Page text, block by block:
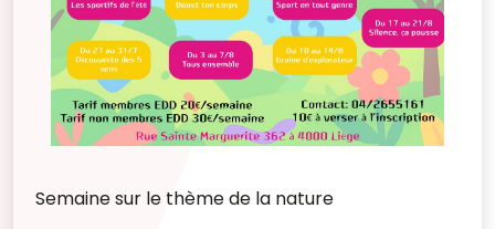
Semaine sur le thème de la nature